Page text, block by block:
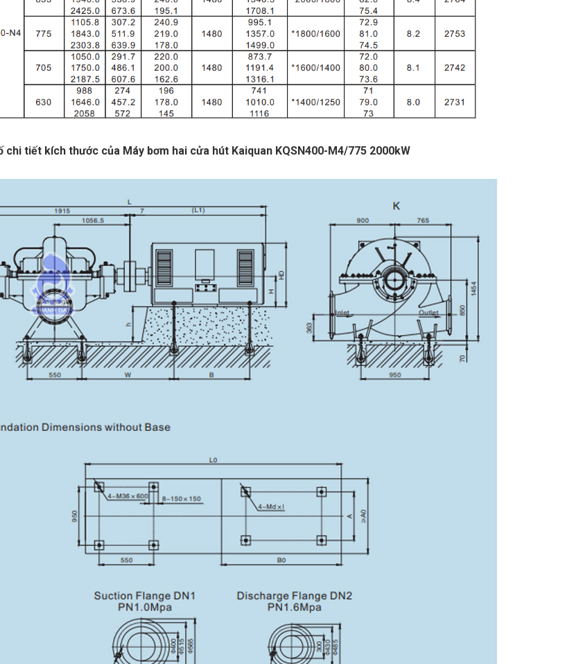
chi tiết kích thước của Máy bơm hai cửa hút Kaiquan KQSN400-M4/775 2000kW